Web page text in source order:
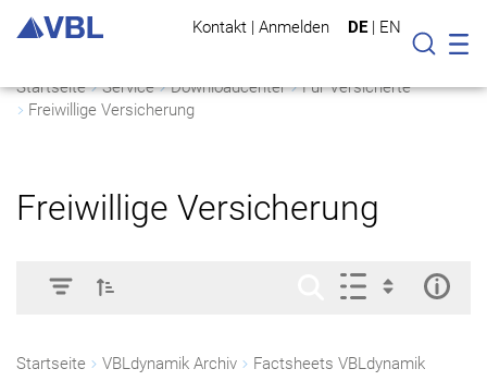
Kontakt | Anmelden DE | EN
Suche
Startseite Service Downloadcenter
Für Versicherte
Freiwillige Versicherung
Freiwillige Versicherung
Startseite VBLdynamik Archiv Factsheets VBLdynamik